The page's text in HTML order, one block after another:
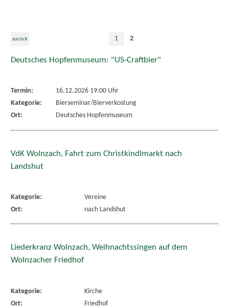
zurück 1 2
Deutsches Hopfenmuseum: "US-Craftbier"
Termin:
16.12.2026 19:00 Uhr
Kategorie:
Bierseminar/Bierverkostung
Ort:
Deutsches Hopfenmuseum
VdK Wolnzach, Fahrt zum Christkindlmarkt nach
Landshut
Kategorie:
Vereine
Ort:
nach Landshut
Liederkranz Wolnzach, Weihnachtssingen auf dem
Wolnzacher Friedhof
Kategorie:
Kirche
Ort:
Friedhof